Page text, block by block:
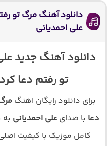
دانلود آهنگ مرگ تو
علی احمدیانی
دانلود آهنگ جدید
تو رفتم دعا
برای دانلود رایگان اهنگ
دعا با صدای علی احمدیانی به
کامل موزیک با کیفیت اصلی 320 و 128